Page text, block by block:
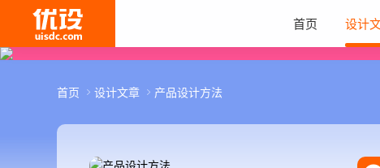
首页 设计
首页 设计文章 产品设计方法